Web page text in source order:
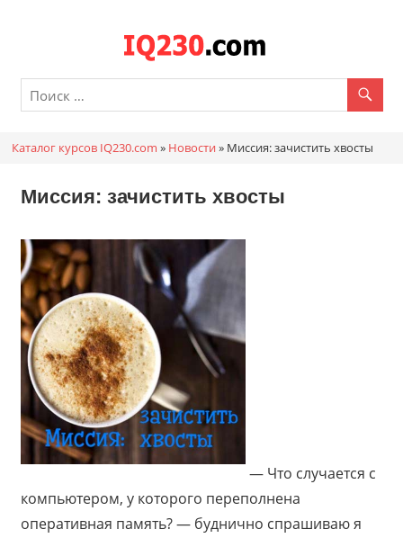
онлайн
Каталог курсов IQ230.com » Новости » Миссия: зачистить хвосты
Миссия: зачистить хвосты
— Что случается с
компьютером, у которого переполнена
оперативная память? — буднично спрашиваю я